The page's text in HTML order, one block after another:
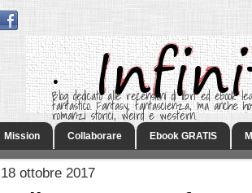
.
Blog dedicato alle recensioni di libri ed ebook
fantastico. Fantasy, fantascienza, ma anche
romanzi storici, weird e western.
Mission Collaborare Ebook GRATIS
ottobre 2017